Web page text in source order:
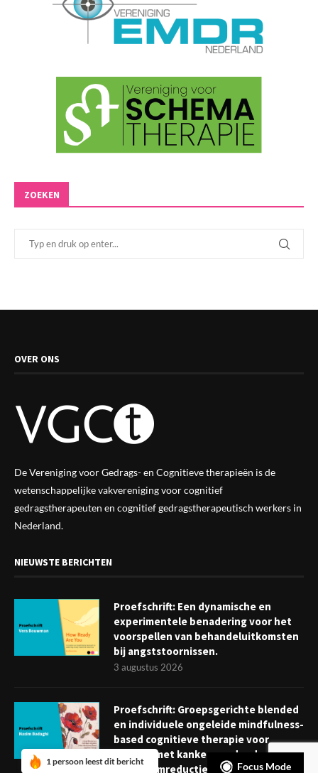
ZOEKEN
OVER ONS
De Vereniging voor Gedrags- en Cognitieve therapieën is de
wetenschappelijke vakverenigingvoor cognitief
gedragstherapeuten en cognitief gedragstherapeutisch werkers in
Nederland.
NIEUWSTE BERICHTEN
Proefschrift: Een dynamische en
experimentele benadering voor het
voorspellen van behandeluitkomsten
bij angststoornissen.
3 augustus 2026
Proefschrift: Groepsgerichte blended
en individuele ongeleide mindfulness-
based cognitieve therapie voor
mensen met kanker: verder dan
symptoomreductie
Focus Mode
1 persoon leest dit bericht